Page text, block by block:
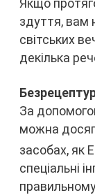
Якщо
здуття, вам
світських
декілька
За
можна
засобах, як
спеціальні